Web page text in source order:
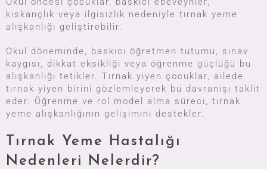
kıskançlık veya ilgisizlik nedeniyle tırnak yeme
alışkanlığı geliştirebilir.
Okul döneminde, baskıcı öğretmen tutumu, sınav
kaygısı, dikkat eksikliği veya öğrenme güçlüğü bu
alışkanlığı tetikler. Tırnak yiyen çocuklar, ailede
tırnak yiyen birini gözlemleyerek bu davranışı taklit
eder. Öğrenme ve rol model alma süreci, tırnak
yeme alışkanlığının gelişimini destekler.
Tırnak Yeme Hastalığı
Nedenleri Nelerdir?